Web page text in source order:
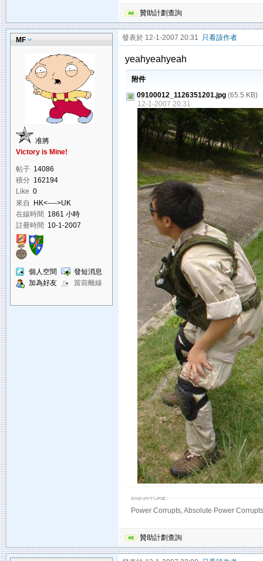
贊助計劃查詢
MF
准將
Victory is Mine!
帖子 14086
積分 162194
Like 0
來自
HK<---->UK
在線時間 1861 小時
註冊時間
10-1-2007
個人空間
發短消息
加為好友
當前離線
發表於 12-1-2007 20:31 只看該作者
yeahyeahyeah
附件
09100012_1126351201.jpg (65.5 KB)
12-1-2007 20:31
Power Corrupts, Absolute Power
贊助計劃查詢